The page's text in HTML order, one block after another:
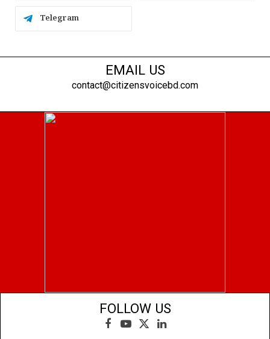
Telegram
EMAIL US
contact@citizensvoicebd.com
FOLLOW US
Facebook
YouTube
X
LinkedIn